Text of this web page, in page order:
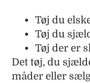
Tøj du
Tøj du
Tøj der er
Det tøj, du
måder eller